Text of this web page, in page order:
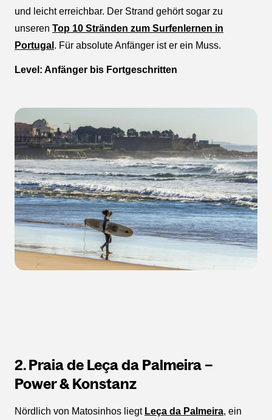
und leicht erreichbar. Der Strand gehört sogar zu
unseren Top 10 Stränden zum Surfenlernen in
Portugal . Für absolute Anfänger ist er ein Muss.
Level: Anfänger bis Fortgeschritten
2. Praia de Leça da Palmeira –
Power & Konstanz
Nördlich von Matosinhos liegt Leça da Palmeira, ein